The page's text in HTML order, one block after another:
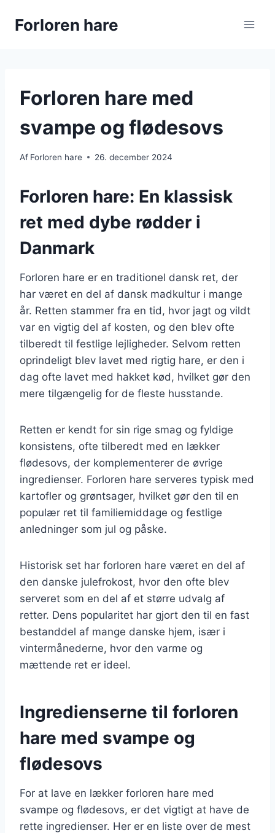
Forloren hare
Forloren hare med
svampe og flødesovs
Af Forloren hare 26. december 2024
Forloren hare: En klassisk
ret med dybe rødder i
Danmark
Forloren hare er en traditionel dansk ret, der
har været en del af dansk madkultur i mange
år. Retten stammer fra en tid, hvor jagt og vildt
var en vigtig del af kosten, og den blev ofte
tilberedt til festlige lejligheder. Selvom retten
oprindeligt blev lavet med rigtig hare, er den i
dag ofte lavet med hakket kød, hvilket gør den
mere tilgængelig for de fleste husstande.
Retten er kendt for sin rige smag og fyldige
konsistens, ofte tilberedt med en lækker
flødesovs, der komplementerer de øvrige
ingredienser. Forloren hare serveres typisk med
kartofler og grøntsager, hvilket gør den til en
populær ret til familiemiddage og festlige
anledninger som jul og påske.
Historisk set har forloren hare været en del af
den danske julefrokost, hvor den ofte blev
serveret som en del af et større udvalg af
retter. Dens popularitet har gjort den til en fast
bestanddel af mange danske hjem, især i
vintermånederne, hvor den varme og
mættende ret er ideel.
Ingredienserne til forloren
hare med svampe og
flødesovs
For at lave en lækker forloren hare med
svampe og flødesovs, er det vigtigt at have de
rette ingredienser. Her er en liste over de mest